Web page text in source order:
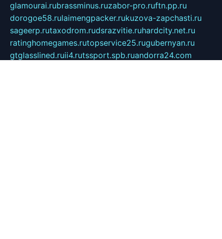
glamourai.rubrassminus.ruzabor-pro.ruftn.pp.ru
dorogoe58.rulaimengpacker.rukuzova-zapchasti.ru
sageerp.rutaxodrom.rudsrazvitie.ruhardcity.net.ru
ratinghomegames.rutopservice25.rugubernyan.ru
gtglasslined.ruii4.rutssport.spb.ruandorra24.com